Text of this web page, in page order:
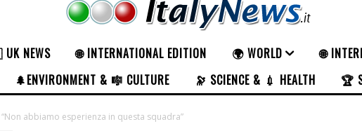
NEWS 🌐 INTERNATIONAL EDITION 🌍 WORLD
🌐
🌲ENVIRONMENT & 🎼 CULTURE 🔭 SCIENCE & 💉 HEALTH 🏆
abbiamo esperienza in questa squadra”